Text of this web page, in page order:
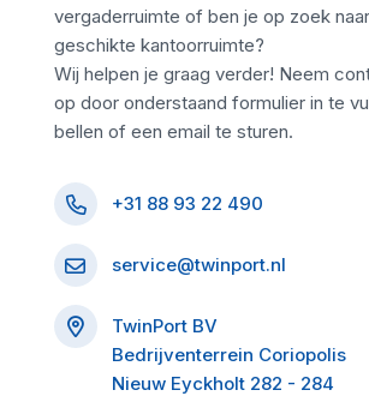
vergaderruimte of ben je op zoek
geschikte kantoorruimte?
Wij helpen je graag verder! Neem
op door onderstaand formulier in te
bellen of een email te sturen.
+31 88 93 22 490
service@twinport.nl
TwinPort BV
Bedrijventerrein Coriopolis
Nieuw Eyckholt 282 - 284